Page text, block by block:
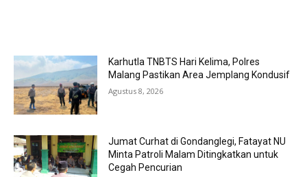
Karhutla TNBTS Hari Kelima, Polres
Malang Pastikan Area Jemplang Kondusif
Agustus 8, 2026
Jumat Curhat di Gondanglegi, Fatayat NU
Minta Patroli Malam Ditingkatkan untuk
Cegah Pencurian